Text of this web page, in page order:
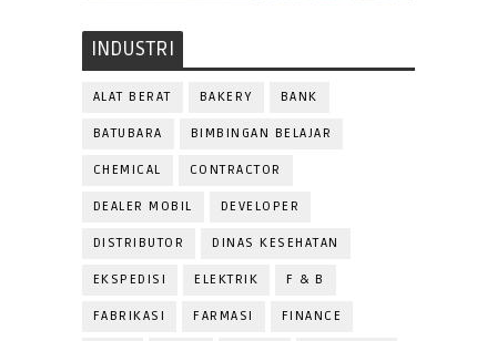
INDUSTRI
ALAT BERAT BAKERY BANK
BATUBARA BIMBINGAN BELAJAR
CHEMICAL CONTRACTOR
DEALER MOBIL DEVELOPER
DISTRIBUTOR DINAS KESEHATAN
EKSPEDISI ELEKTRIK F & B
FABRIKASI FARMASI FINANCE